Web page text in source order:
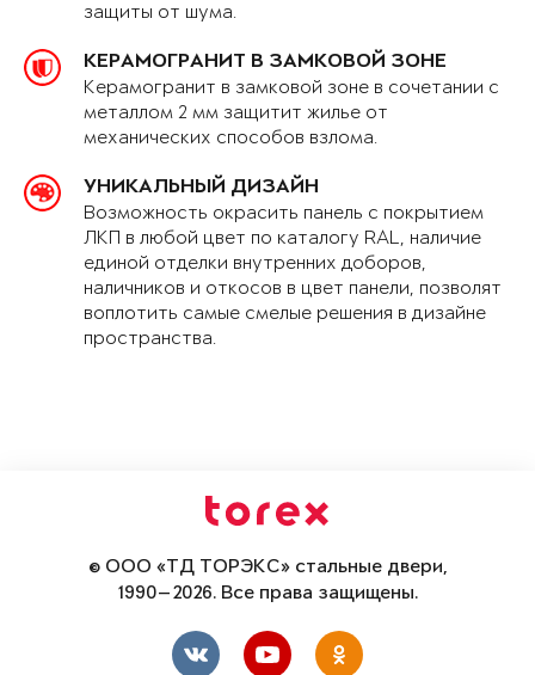
защиты от шума.
КЕРАМОГРАНИТ В ЗАМКОВОЙ ЗОНЕ
Керамогранит в замковой зоне в сочетании с
металлом 2 мм защитит жилье от
механических способов взлома.
УНИКАЛЬНЫЙ ДИЗАЙН
Возможность окрасить панель с покрытием
ЛКП в любой цвет по каталогу RAL, наличие
единой отделки внутренних доборов,
наличников и откосов в цвет панели, позволят
воплотить самые смелые решения в дизайне
пространства.
© ООО «ТД ТОРЭКС» стальные двери,
1990—2026. Все права защищены.